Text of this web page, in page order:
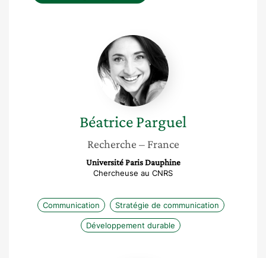
Béatrice
Parguel
BéatriceParguel
Recherche – France
Université Paris Dauphine
Chercheuse au CNRS
Communication Stratégie de communication
Développement durable